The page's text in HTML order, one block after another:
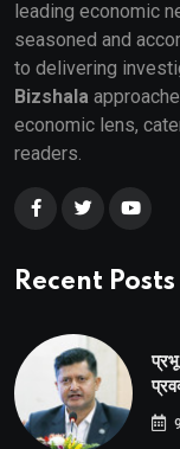
leading economic
seasoned and
to delivering
Bizshala
economic lens,
readers.
Recent Posts